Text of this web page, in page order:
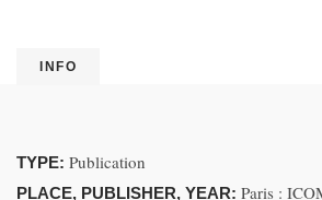
INFO
TYPE: Publication
PLACE, PUBLISHER, YEAR: Paris :